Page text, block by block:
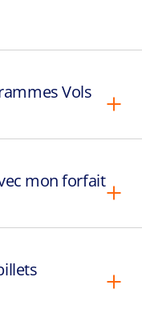
Vols
mon forfait